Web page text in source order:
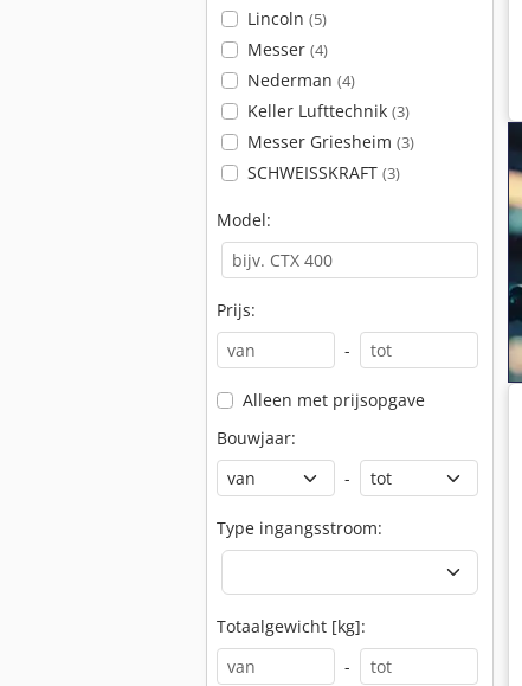
Lincoln (5)
Messer (4)
Nederman (4)
Keller Lufttechnik (3)
Messer Griesheim (3)
SCHWEISSKRAFT (3)
Model:
Prijs:
-
Alleen met prijsopgave
Bouwjaar:
-
Type ingangsstroom:
Totaalgewicht [kg]:
-